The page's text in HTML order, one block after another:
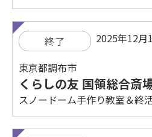
終了 2025年12月
東京都調布市
くらしの友 国領総合斎
スノードーム手作り教室＆終